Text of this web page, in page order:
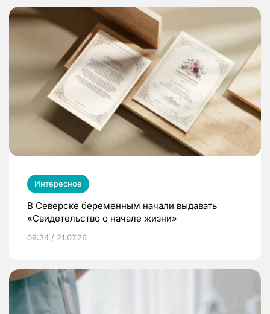
Интересное
В Северске беременным начали выдавать
«Свидетельство о начале жизни»
09:34 / 21.07.26